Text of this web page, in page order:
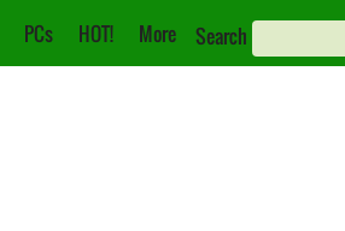
PCs HOT! More Search